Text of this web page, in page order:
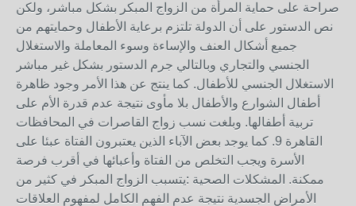
صراحة على حماية المرأة من الزواج المبكر بشكل مباشر، ولكن
نص الدستور على أن الدولة تلتزم برعاية الأطفال وحمايتهم من
جميع أشكال العنف والإساءة وسوء المعاملة والاستغلال
الجنسي والتجاري وبالتالي جرم الدستور بشكل غير مباشر
الاستغلال الجنسي للأطفال. كما ينتج عن هذا الأمر وجود ظاهرة
أطفال الشوارع والأطفال بلا مأوى نتيجة عدم قدرة الأم على
تربية أطفالها. وبلغت نسب زواج القاصرات في المحافظات
القاهرة 9. كما يوجد بعض الآباء الذين يعتبرون الفتاة عبئا على
الأسرة ويجب التخلص من الفتاة وأعبائها في أقرب فرصة
ممكنة. المشكلات الصحية :يتسبب الزواج المبكر في كثير من
الأمراض الجسدية نتيجة عدم الفهم الكامل لمفهوم العلاقات